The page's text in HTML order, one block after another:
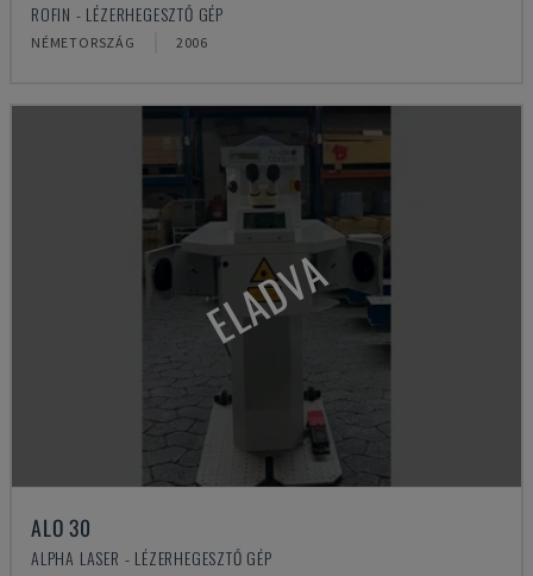
ROFIN - LÉZERHEGESZTŐ GÉP
NÉMETORSZÁG 2006
ELADVA
ALO 30
ALPHA LASER - LÉZERHEGESZTŐ GÉP